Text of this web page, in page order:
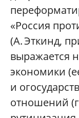
«Россия
(А. Эткинд,
выражается
экономики
и
отношений